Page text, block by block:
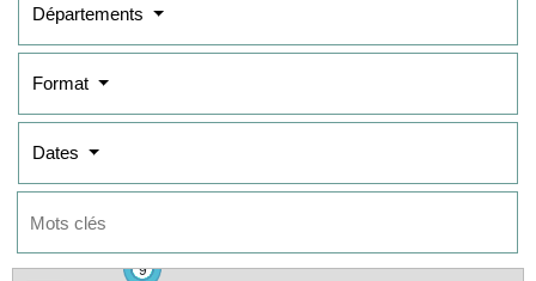
Départements
Format
Dates
9